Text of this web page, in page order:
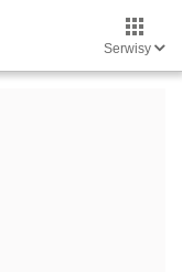
Serwisy